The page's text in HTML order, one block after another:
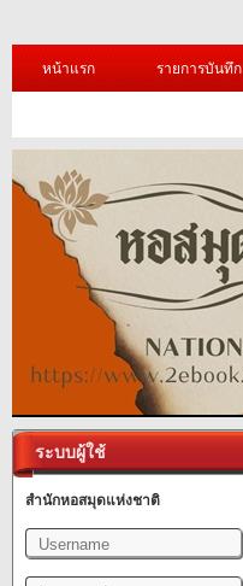
หน้าแรก รายการบันทึก
ระบบผู้ใช้
สำนักหอสมุดแห่งชาติ